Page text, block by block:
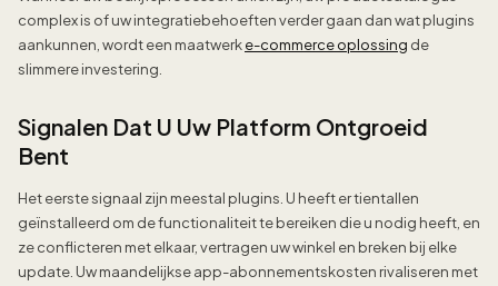
complex is of uw integratiebehoeften verder gaan dan wat plugins
aankunnen, wordt een maatwerke-commerce oplossing de
slimmere investering.
Signalen Dat U Uw Platform Ontgroeid
Bent
Het eerste signaal zijn meestal plugins. U heeft er tientallen
geïnstalleerd om de functionaliteit te bereiken die u nodig heeft, en
ze conflicteren met elkaar, vertragen uw winkel en breken bij elke
update. Uw maandelijkse app-abonnementskosten rivaliseren met